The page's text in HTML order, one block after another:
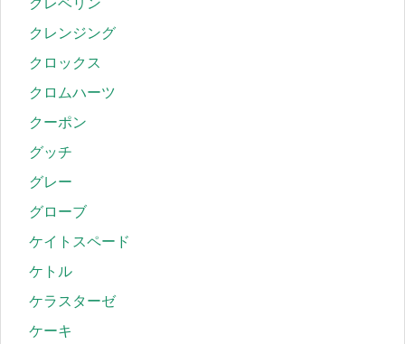
クレンジング
クロックス
クロムハーツ
クーポン
グッチ
グレー
グローブ
ケイトスペード
ケトル
ケラスターゼ
ケーキ